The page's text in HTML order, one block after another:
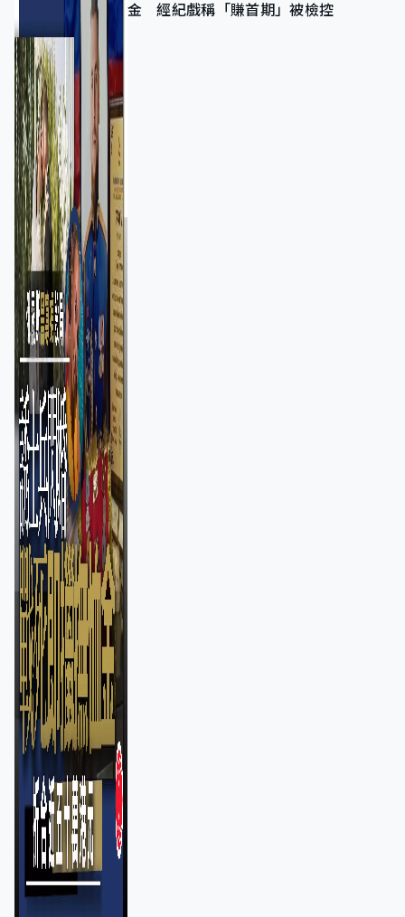
金 經紀戲稱「賺首期」被檢控